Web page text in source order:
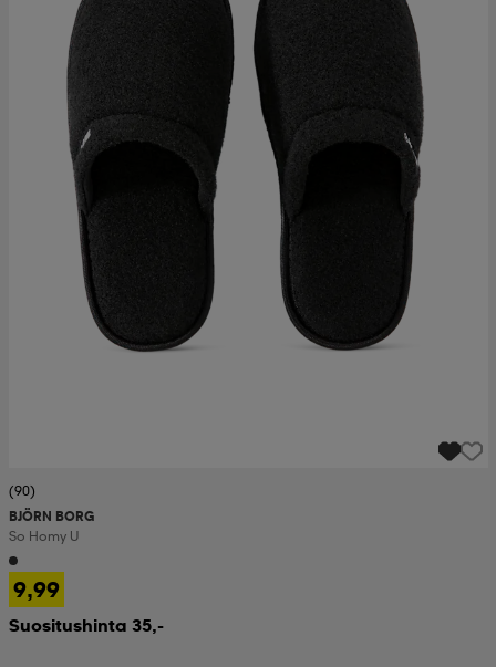
(90)
BJÖRN BORG
So Homy U
9,99
Suositushinta 35,-